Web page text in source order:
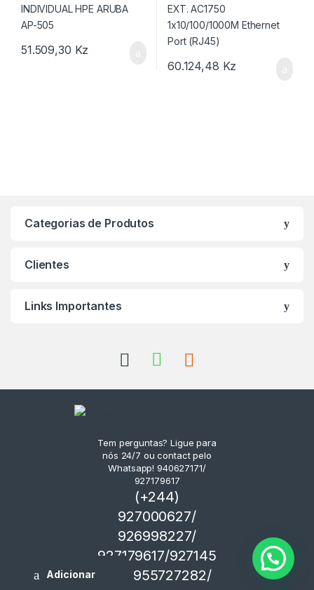
Adicionar
51.509,30 Kz
60.124,48 Kz
Categorias de Produtos
Clientes
Links Importantes
Tem perguntas? Ligue para
nós 24/7 ou contact pelo
Whatsapp! 940627171/
927179617
(+244)
927000627/
926998227/
927179617/927145
751/ 955727282/